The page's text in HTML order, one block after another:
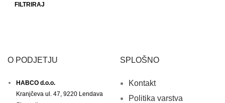
Min cena
Max cena
FILTRIRAJ
O PODJETJU
HABCO d.o.o.
Kranjčeva ul. 47, 9220 Lendava
SPLOŠNO
Kontakt
Politika varstva